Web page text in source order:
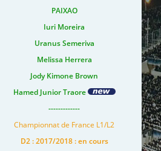
PAIXAO
Iuri Moreira
Uranus Semeriva
Melissa Herrera
Jody Kimone Brown
Hamed Junior Traore
-------------
Championnat de France L1/L2
D2 : 2017/2018 : en cours